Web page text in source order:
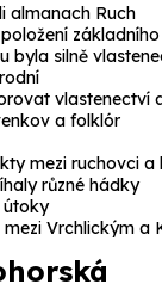
almanach Ruch
byla silně
vlastenectví
a folklór
mezi ruchovci a
různé hádky
útoky
Vrchlickým a